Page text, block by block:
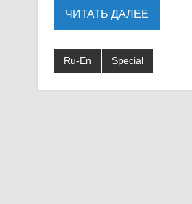
ЧИТАТЬ ДАЛЕЕ
Ru-En Special